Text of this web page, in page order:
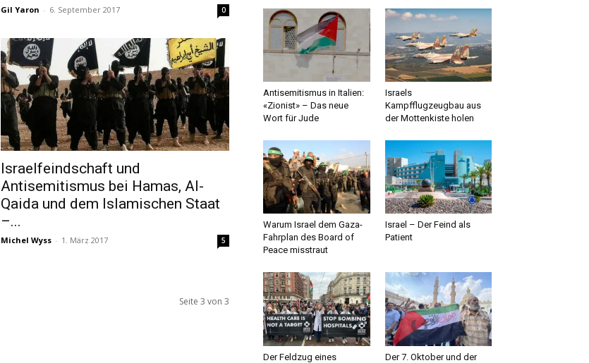
Gil Yaron - 6. September 2017 0
Israelfeindschaft und
Antisemitismus bei Hamas, Al-
Qaida und dem Islamischen Staat
–...
Michel Wyss - 1. März 2017 5
Seite 3 von 3
Antisemitismus in Italien:
«Zionist» – Das neue
Wort für Jude
Israels
Kampfflugzeugbau aus
der Mottenkiste holen
Warum Israel dem Gaza-
Fahrplan des Board of
Peace misstraut
Israel – Der Feind als
Patient
Der Feldzug eines
Der 7. Oktober und der